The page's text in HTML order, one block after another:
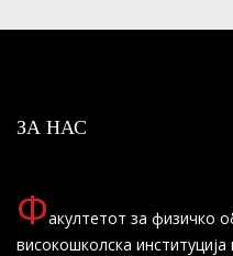
ЗА НАС
Факултетот за физичко
високошколска